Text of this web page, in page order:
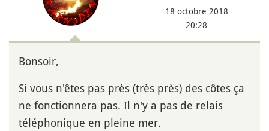
18 octobre 2018
20:28
Bonsoir,
Si vous n'êtes pas près (très près) des côtes ça
ne fonctionnera pas. Il n'y a pas de relais
téléphonique en pleine mer.